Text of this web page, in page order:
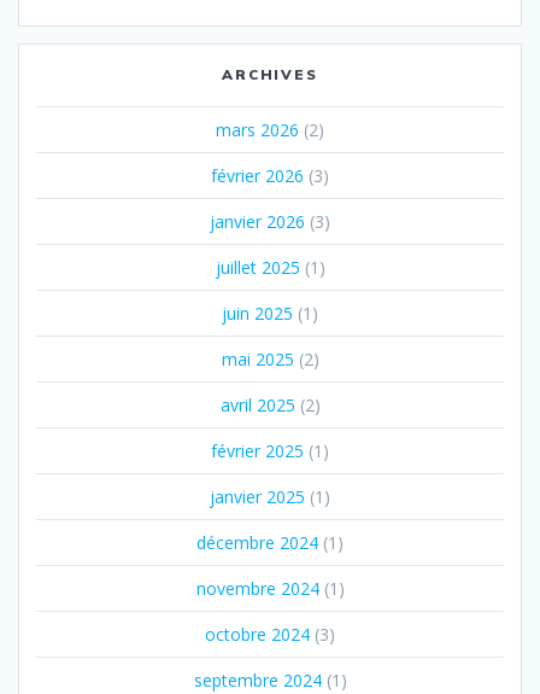
ARCHIVES
mars 2026 (2)
février 2026 (3)
janvier 2026 (3)
juillet 2025 (1)
juin 2025 (1)
mai 2025 (2)
avril 2025 (2)
février 2025 (1)
janvier 2025 (1)
décembre 2024 (1)
novembre 2024(1)
octobre 2024 (3)
septembre 2024(1)